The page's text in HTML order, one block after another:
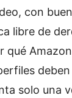
con
libre de
qué
solo una